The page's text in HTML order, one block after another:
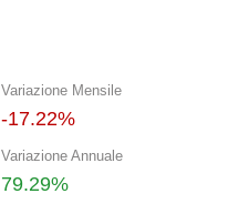
Variazione Mensile
-17.22%
Variazione Annuale
79.29%